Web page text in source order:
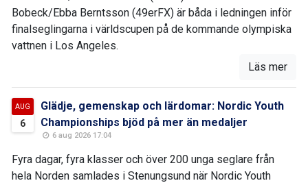
Bobeck/Ebba Berntsson (49erFX) är båda i ledningen inför
finalseglingarna i världscupen på de kommande olympiska
vattnen i Los Angeles.
Läs mer
AUG
6
Glädje, gemenskap och lärdomar: Nordic Youth
Championships bjöd på mer än medaljer
6 aug 2026 17:04
Fyra dagar, fyra klasser och över 200 unga seglare från
hela Norden samlades i Stenungsund när Nordic Youth